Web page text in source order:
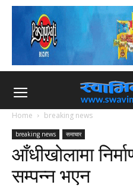
Home breaking news
breaking news समाचार
आँधीखोलामा
सम्पन्न भएन